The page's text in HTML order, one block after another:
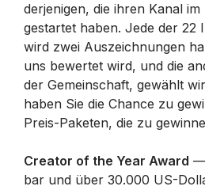
derjenigen, die ihren Kanal
gestartet haben. Jede der 22
wird zwei Auszeichnungen
uns bewertet wird, und die
der Gemeinschaft, gewählt
haben Sie die Chance zu
Preis-Paketen, die zu
Creator of the Year Award —
bar und über 30.000 US-